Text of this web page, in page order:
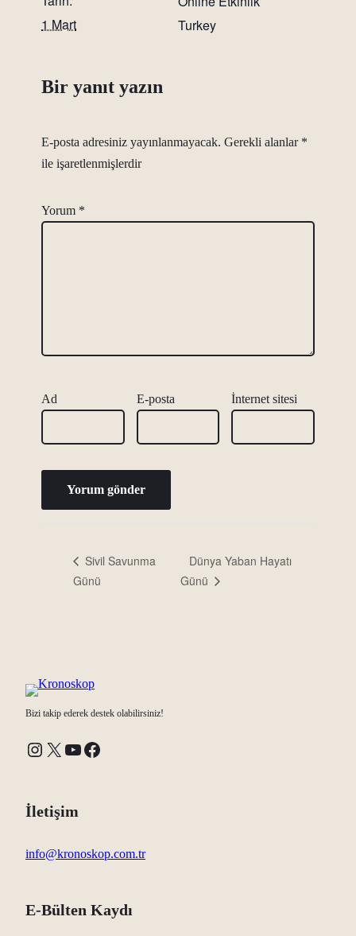
1 Mart
Turkey
Bir yanıt yazın
E-posta adresiniz yayınlanmayacak. Gerekli alanlar *
ile işaretlenmişlerdir
Yorum *
Ad E-posta İnternet sitesi
Sivil Savunma
Günü
Dünya Yaban Hayatı
Günü
Bizi takip ederek destek olabilirsiniz!
Instagram X YouTube Facebook
İletişim
info@kronoskop.com.tr
E-Bülten Kaydı